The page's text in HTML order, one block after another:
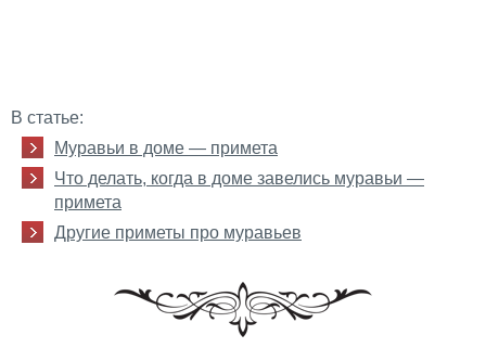
В статье:
Муравьи в доме — примета
Что делать, когда в доме завелись муравьи —
примета
Другие приметы про муравьев